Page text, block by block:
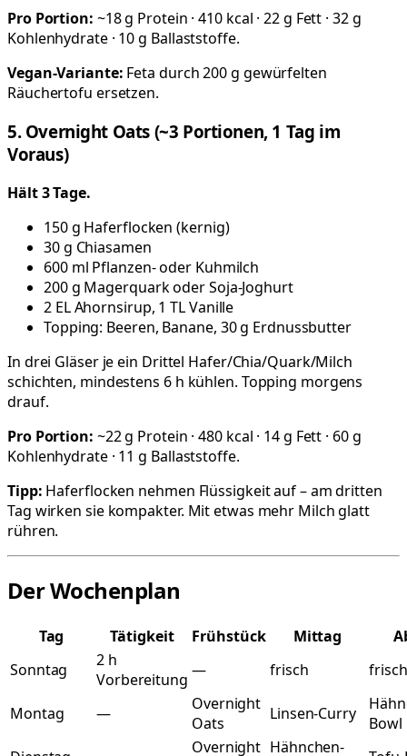
Pro Portion: ~18 g Protein · 410 kcal · 22 g Fett · 32 g
Kohlenhydrate · 10 g Ballaststoffe.
Vegan-Variante: Feta durch 200 g gewürfelten
Räuchertofu ersetzen.
5. Overnight Oats (~3 Portionen, 1 Tag im
Voraus)
Hält 3 Tage.
150 g Haferflocken (kernig)
30 g Chiasamen
600 ml Pflanzen- oder Kuhmilch
200 g Magerquark oder Soja-Joghurt
2 EL Ahornsirup, 1 TL Vanille
Topping: Beeren, Banane, 30 g Erdnussbutter
In drei Gläser je ein Drittel Hafer/Chia/Quark/Milch
schichten, mindestens 6 h kühlen. Topping morgens
drauf.
Pro Portion: ~22 g Protein · 480 kcal · 14 g Fett · 60 g
Kohlenhydrate · 11 g Ballaststoffe.
Tipp: Haferflocken nehmen Flüssigkeit auf – am dritten
Tag wirken sie kompakter. Mit etwas mehr Milch glatt
rühren.
Der Wochenplan
Tag Tätigkeit Frühstück Mittag
Sonntag
2 h
Vorbereitung — frisch frisch
Montag —
Overnight
Oats
Linsen-Curry
Bowl
Overnight Hähnchen-